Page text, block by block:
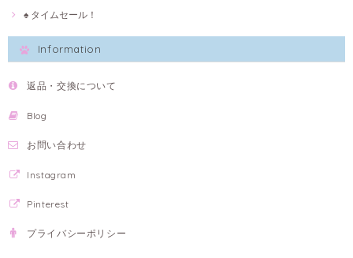
♠ タイムセール！
Information
返品・交換について
Blog
お問い合わせ
Instagram
Pinterest
プライバシーポリシー